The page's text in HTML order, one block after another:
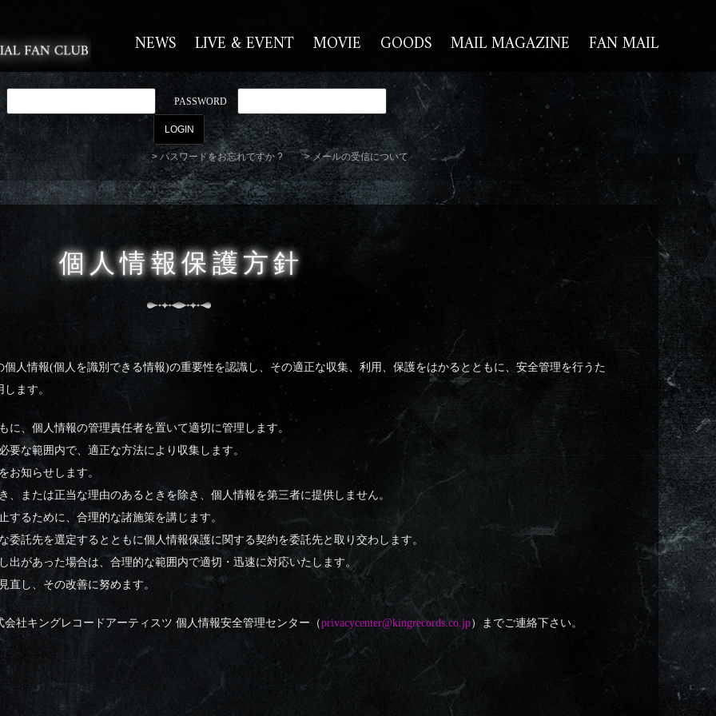
NEWS LIVE & EVENT MOVIE GOODS MAIL MAGAZINE FAN MAIL
PASSWORD
パスワードをお忘れですか ? メールの受信について
個人情報保護方針
人情報(個人を識別できる情報)の重要性を認識し、その適正な収集、利用、保護をはかるとともに、安全管理を行うた
ます。
、個人情報の管理責任者を置いて適切に管理します。
な範囲内で、適正な方法により収集します。
お知らせします。
または正当な理由のあるときを除き、個人情報を第三者に提供しません。
るために、合理的な諸施策を講じます。
託先を選定するとともに個人情報保護に関する契約を委託先と取り交わします。
出があった場合は、合理的な範囲内で適切・迅速に対応いたします。
直し、その改善に努めます。
社キングレコードアーティスツ 個人情報安全管理センター（privacycenter@kingrecords.co.jp）までご連絡下さい。